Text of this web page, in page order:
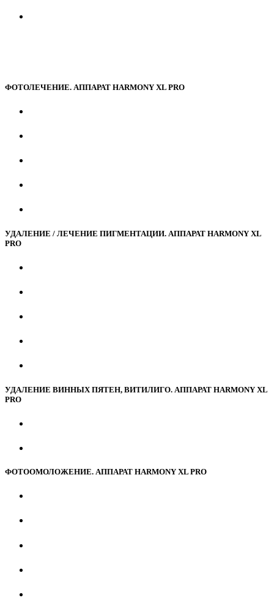
ФОТОЛЕЧЕНИЕ. АППАРАТ HARMONY XL PRO
УДАЛЕНИЕ / ЛЕЧЕНИЕ ПИГМЕНТАЦИИ. АППАРАТ HARMONY XL
PRO
УДАЛЕНИЕ ВИННЫХ ПЯТЕН, ВИТИЛИГО. АППАРАТ HARMONY XL
PRO
ФОТООМОЛОЖЕНИЕ. АППАРАТ HARMONY XL PRO